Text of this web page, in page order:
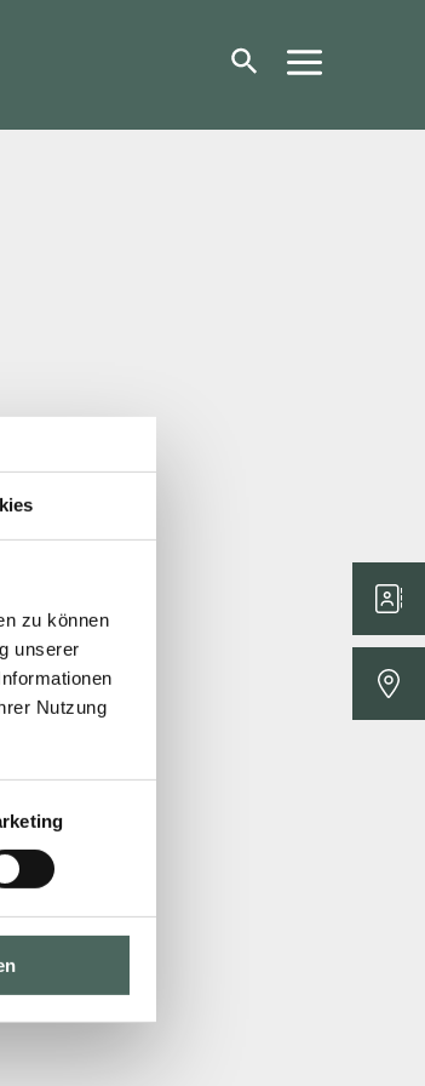
zu können
unserer
Nutzung